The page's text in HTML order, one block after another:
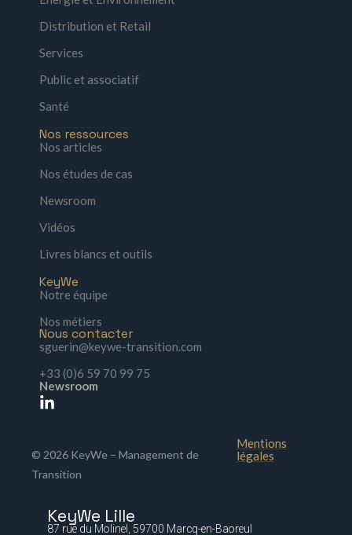
Distribution et Retail
Services
Public et associatif
Santé
Nos ressources
Nos articles
Nos études de cas
Newsroom
Vidéos
Livres blancs et outils
KeyWe
Notre équipe
Nos métiers
Nous contacter
sguerin@keywe-transition.com
+33 (0)6 59 70 99 75
Newsroom
© 2026 KeyWe – Management de
Transition
Mentions
légales
KeyWe Lille
87 rue du Molinel, 59700 Marcq-en-Baoreul